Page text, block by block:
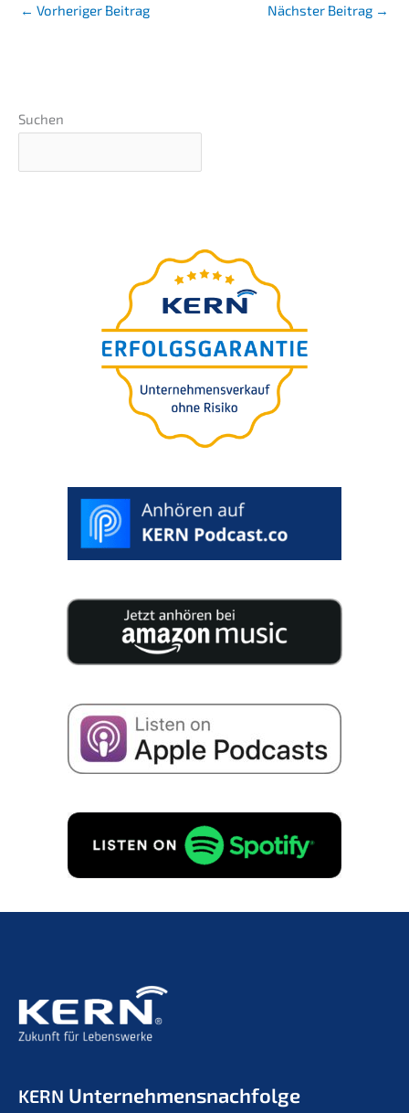
← Vorheriger Beitrag Nächster Beitrag →
Suchen
GRATIS Webinar–präsentiert von
Nils Koerber
Die 5 größten Fehler beim
Generations-wechsel in
Familien-unternehmen
KERN Unternehmens­nachfolge